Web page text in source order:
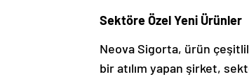
Sektöre Özel Yeni Ürünler
Neova Sigorta, ürün
bir atılım yapan şirket,